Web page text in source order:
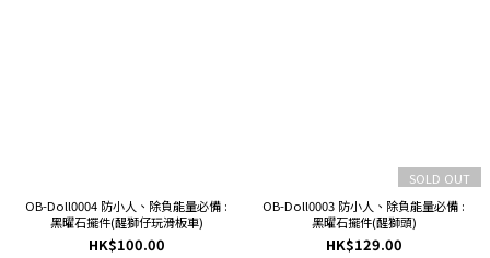
OB-Doll0004 防小人、除負能量必備 :
黑曜石擺件(醒獅仔玩滑板車)
HK$100.00
SOLD OUT
OB-Doll0003 防小人、除負能量必備 :
黑曜石擺件(醒獅頭)
HK$129.00